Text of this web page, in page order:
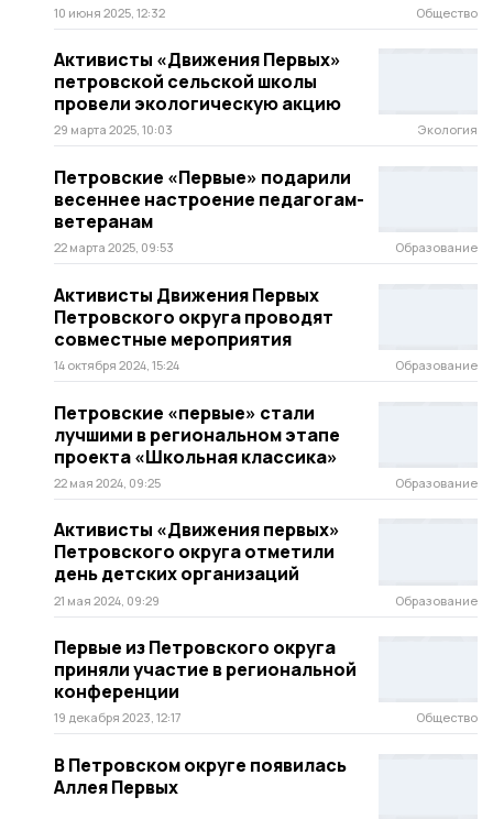
10 июня 2025, 12:32 Общество
Активисты «Движения Первых»
петровской сельской школы
провели экологическую акцию
29 марта 2025, 10:03 Экология
Петровские «Первые» подарили
весеннее настроение педагогам-
ветеранам
22 марта 2025, 09:53 Образование
Активисты Движения Первых
Петровского округа проводят
совместные мероприятия
14 октября 2024, 15:24 Образование
Петровские «первые» стали
лучшими в региональном этапе
проекта «Школьная классика»
22 мая 2024, 09:25 Образование
Активисты «Движения первых»
Петровского округа отметили
день детских организаций
21 мая 2024, 09:29 Образование
Первые из Петровского округа
приняли участие в региональной
конференции
19 декабря 2023, 12:17 Общество
В Петровском округе появилась
Аллея Первых